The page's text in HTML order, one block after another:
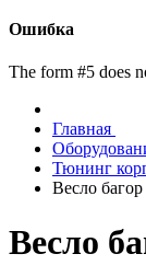
Ошибка
The form #5 does
Главная
Тюнинг
Весло
Весло